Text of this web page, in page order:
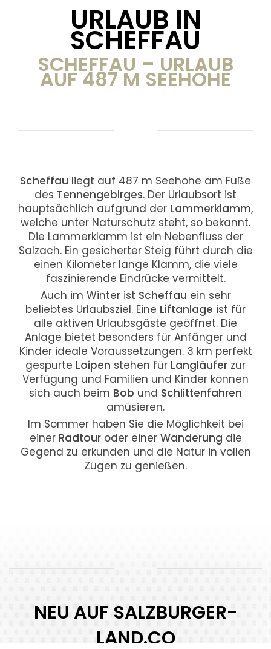
URLAUB IN
SCHEFFAU
SCHEFFAU – URLAUB
AUF 487 M SEEHÖHE
Scheffau liegt auf 487 m Seehöhe am Fuße
des Tennengebirges. Der Urlaubsort ist
hauptsächlich aufgrund der Lammerklamm,
welche unter Naturschutz steht, so bekannt.
Die Lammerklamm ist ein Nebenfluss der
Salzach. Ein gesicherter Steig führt durch die
einen Kilometer lange Klamm, die viele
faszinierende Eindrücke vermittelt.
Auch im Winter ist Scheffau ein sehr
beliebtes Urlaubsziel. Eine Liftanlage ist für
alle aktiven Urlaubsgäste geöffnet. Die
Anlage bietet besonders für Anfänger und
Kinder ideale Voraussetzungen. 3 km perfekt
gespurte Loipen stehen für Langläufer zur
Verfügung und Familien und Kinder können
sich auch beim Bob und Schlittenfahren
amüsieren.
Im Sommer haben Sie die Möglichkeit bei
einer Radtouroder einer Wanderung die
Gegend zu erkunden und die Natur in vollen
Zügen zu genießen.
NEU AUF SALZBURGER-
LAND.CO